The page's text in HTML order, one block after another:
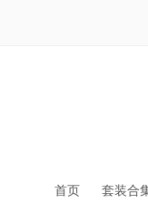
首页 套装合